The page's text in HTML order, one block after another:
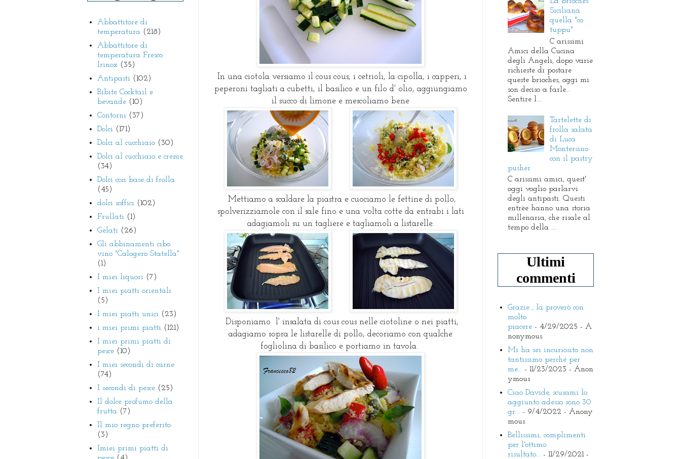
In una ciotola versiamo il cous cous, i cetrioli, la cipolla, i capperi, i
peperoni tagliati a cubetti, il basilico e un filo d' olio, aggiungiamo
il succo di limone e mescoliamo bene
Mettiamo a scaldare la piastra e cuociamo le fettine di pollo,
spolverizziamole con il sale fino e una volta cotte da entrabi i lati
adagiamoli su un tagliere e tagliamoli a listarelle.
Disponiamo l' insalata di cous cous nelle ciotoline o nei piatti,
adagiamo sopra le listarelle di pollo, decoriamo con qualche
fogliolina di basilico e portiamo in tavola.
Abbattitore di
temperatura (218)
Abbattitore di
temperatura Fresco
Irinox (35)
Antipasti (102)
Bibite Cocktail e
bevande (10)
Contorni (37)
Dolci (171)
Dolci al cucchiaio (30)
Dolci al cucchiaio e creme
(34)
Dolci con base di frolla
(45)
dolci soffici (102)
Frullati (1)
Gelati (26)
Gli abbinamenti cibo
vino "Calogero Statella"
(1)
I miei liquori (7)
I miei piatti orientali
(5)
I miei piatti unici (23)
i miei primi piatti (121)
I miei primi piatti di
pesce (10)
I miei secondi di carne
(74)
I secondi di pesce (25)
Il dolce profumo della
frutta (7)
Il mio regno preferito
(3)
Imiei primi piatti di
Siciliana
quella "co
tuppu"
C arissimi
Amici della Cucina
degli Angeli, dopo varie
richieste di postare
queste brioches, oggi mi
son deciso a farle...
Sentire l...
Tartelette di
frolla salata
di Luca
Montersino
con il pastry
pusher
C arissimi amici, quest'
oggi voglio parlarvi
degli antipasti. Questi
entrèe hanno una storia
millenaria, che risale al
tempo della ...
Ultimi
commenti
Grazie , la proverò con
molto
piacere - 4/29/2025 - A
nonymous
Mi ha sei incuriosito non
tantissimo perché per
me... - 11/23/2023 - Anon
ymous
Ciao Davide, scusami lo
aggiunto adesso sono 30
gr... - 9/4/2022 - Anony
mous
Bellissimi, complimenti
per l'ottimo
risultato... - 11/29/2021-